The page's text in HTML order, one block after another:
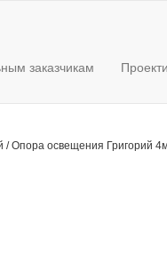
заказчикам
/Опора освещения Григорий